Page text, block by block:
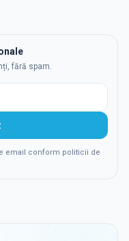
fără spam.
email conform politicii de